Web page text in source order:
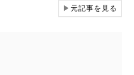
▶元記事を見る